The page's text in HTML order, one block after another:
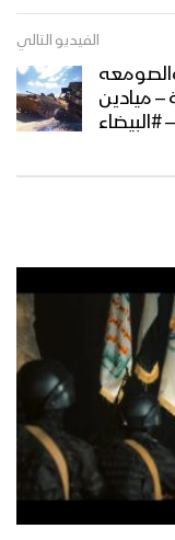
الفيديو التالي
– ميادين
#البيضاء